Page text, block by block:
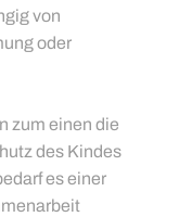
von
oder
zum einen die
des Kindes
es einer